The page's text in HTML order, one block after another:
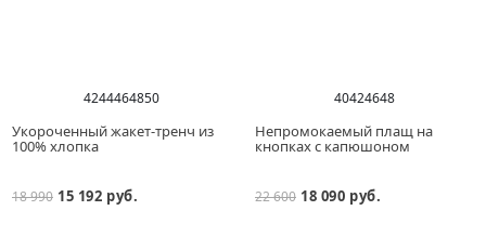
4244464850
Укороченный жакет-тренч из
100% хлопка
18 990 15 192 руб.
40424648
Непромокаемый плащ на
кнопках с капюшоном
22 600 18 090 руб.